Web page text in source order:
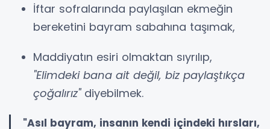
İftar sofralarında paylaşılan ekmeğin
bereketini bayram sabahına taşımak,
Maddiyatın esiri olmaktan sıyrılıp,
"Elimdeki bana ait değil, biz paylaştıkça
çoğalırız"diyebilmek.
"Asıl bayram, insanın kendi içindeki hırsları,